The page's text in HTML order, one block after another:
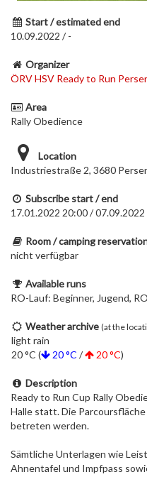
Start / estimated end
10.09.2022 / -
Organizer
ÖRV HSV Ready to Run
Area
Rally Obedience
Location
Industriestraße 2, 3680
Subscribe start / end
17.01.2022 20:00 /
Room / camping
nicht verfügbar
Available runs
RO-Lauf: Beginner, Jugend,
Weather archive (at the
light rain
20 °C (
20 °C / 20 °C)
Description
Ready to Run Cup Rally
Halle statt. Die
betreten werden.
Sämtliche Unterlagen wie
Ahnentafel und Impfpass